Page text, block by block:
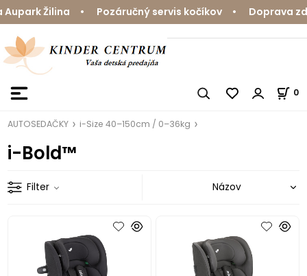
Žilina • Pozáručný servis kočíkov • Doprava
0
AUTOSEDAČKY i-Size 40–150cm / 0–36kg
i-Bold™
Filter